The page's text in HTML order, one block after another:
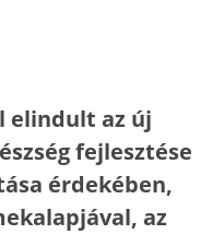
elindult az új
fejlesztése
érdekében,
az